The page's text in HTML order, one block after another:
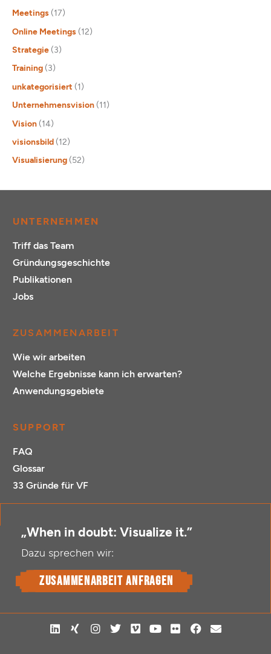
Meetings (17)
Online Meetings (12)
Strategie (3)
Training (3)
unkategorisiert (1)
Unternehmensvision (11)
Vision (14)
visionsbild (12)
Visualisierung (52)
UNTERNEHMEN
Triff das Team
Gründungsgeschichte
Publikationen
Jobs
ZUSAMMENARBEIT
Wie wir arbeiten
Welche Ergebnisse kann ich erwarten?
Anwendungsgebiete
SUPPORT
FAQ
Glossar
33 Gründe für VF
„When in doubt: Visualize it.”
Dazu sprechen wir:
Zusammenarbeit anfragen
L
i
X
i
I
n
T
w
V
i
Y
o
F
l
F
a
E
n